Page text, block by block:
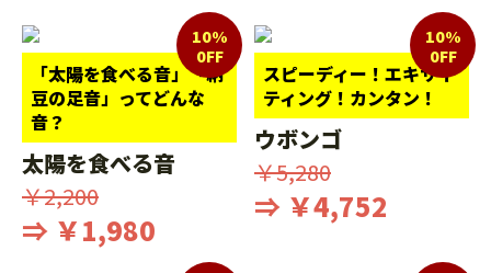
「太陽を食べる音」「納
豆の足音」ってどんな
音？
10%
0FF
太陽を食べる音
￥2,200
⇒ ￥1,980
スピーディー！エキサイ
ティング！カンタン！
10%
0FF
ウボンゴ
￥5,280
⇒ ￥4,752